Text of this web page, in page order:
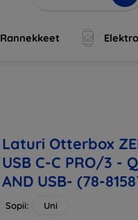
Rannekkeet
Laturi Otterbox
USB C-C PRO/3 -
AND USB- (78-
Sopii: Uni